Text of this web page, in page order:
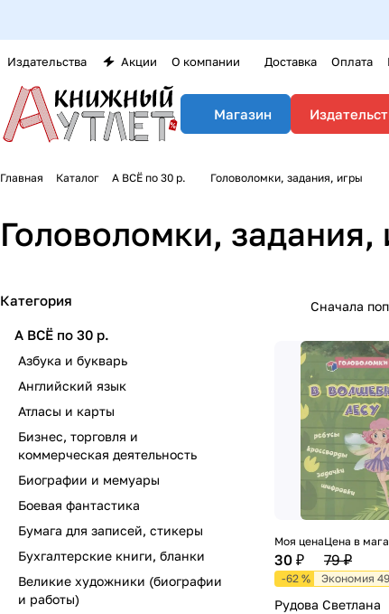
Издательства Акции О компании Доставка Оплата
Магазин
Главная Каталог А ВСЁ по 30 р. Головоломки, задания, игры
Головоломки, задания,
Сначала
Моя цена
30 ₽
Цена в
79 ₽
-62 % Экономия
Рудова Светлана
Категория
А ВСЁ по 30 р.
Азбука и букварь
Английский язык
Атласы и карты
Бизнес, торговля и
коммерческая деятельность
Биографии и мемуары
Боевая фантастика
Бумага для записей, стикеры
Бухгалтерские книги, бланки
Великие художники (биографии
и работы)